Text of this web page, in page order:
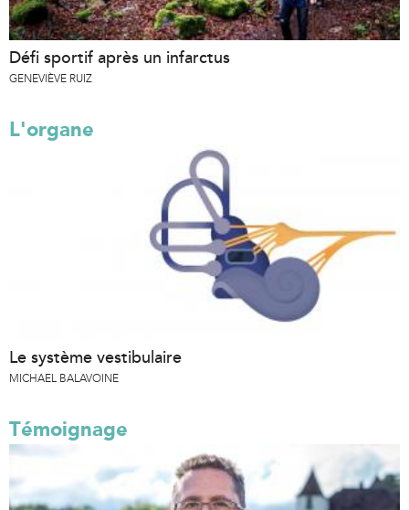
Défi sportif après un infarctus
GENEVIÈVE RUIZ
L'organe
Le système vestibulaire
MICHAEL BALAVOINE
Témoignage